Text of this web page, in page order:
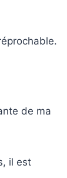
de ma
il est